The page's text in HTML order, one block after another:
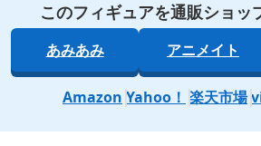
このフィギュアを通販ショッ
あみあみ アニメイト
Amazon Yahoo！ 楽天市場